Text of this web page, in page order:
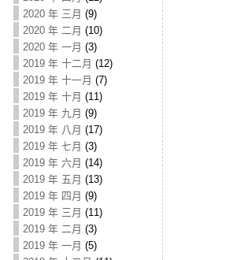
2020 年 三月 (9)
2020 年 二月 (10)
2020 年 一月 (3)
2019 年 十二月 (12)
2019 年 十一月 (7)
2019 年 十月 (11)
2019 年 九月 (9)
2019 年 八月 (17)
2019 年 七月 (3)
2019 年 六月 (14)
2019 年 五月 (13)
2019 年 四月 (9)
2019 年 三月 (11)
2019 年 二月 (3)
2019 年 一月 (5)